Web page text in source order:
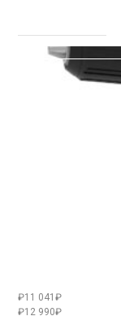
₽11 041₽
₽12 990₽